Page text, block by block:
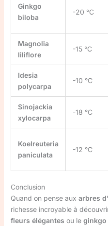
Ginkgo
biloba
-20 °C
Magnolia
liliflore
-15 °C
Idesia
polycarpa
-10 °C
Sinojackia
xylocarpa
-18 °C
Koelreuteria
paniculata
-12 °C
Conclusion
Quand on pense aux arbres
richesse incroyable à
fleurs élégantes ou le ginkgo